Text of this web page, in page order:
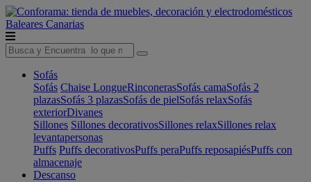
Baleares Canarias
Sofás
Sofás Chaise LongueRinconerasSofás camaSofás 2
plazasSofás 3 plazasSofás de pielSofás relaxSofás
exteriorDivanes
Sillones Sillones decorativosSillones relaxSillones relax
levantapersonas
Puffs Puffs decorativosPuffs peraPuffs reposapiésPuffs con
almacenaje
Descanso